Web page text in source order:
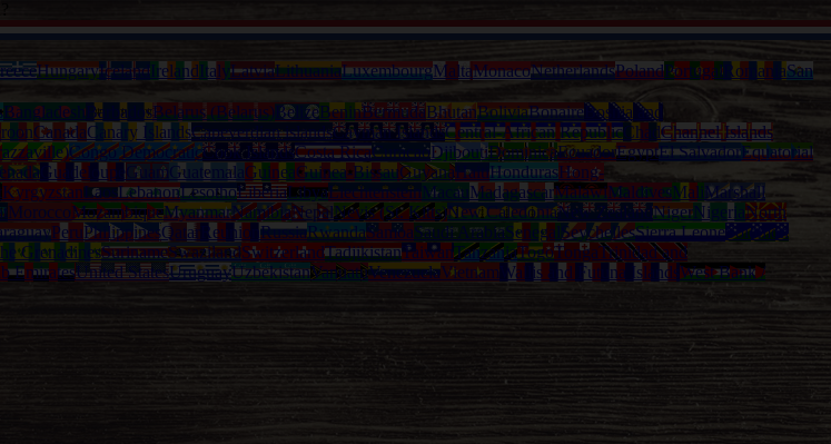
HungaryIcelandIrelandItaly LatviaLithuaniaLuxembourgMaltaMonacoNetherlandsPolandPortugal RomaniaSan
Bangladesh BarbadosBelarus (Belarus) BelizeBeninBermudaBhutanBoliviaBonaireBosnia and
CanadaCanary IslandsCapeverdian islandsCayman IslandsCentral-African Republic ChadChannel Islands
Congo DemocraticCook IslandsCosta RicaCuracaoDjiboutiDominicaEcuadorEgyptEl SalvadorEquatorial
Guadeloupe Guam Guatemala GuineaGuinea-BissauGuyanaHaitiHondurasHong-
KyrgyzstanLaosLebanonLesothoLiberiaLibyaLiechtenstein Macau MadagascarMalawiMaldivesMali Marshall
MoroccoMozambiqueMyanmarNamibiaNepalNevis (St. Kitts)New CaledoniaNew ZealandNiger Nigeria North
PeruPhilippinesQatar Reunion RussiaRwandaSamoaSaudi ArabiaSenegalSeychellesSierra LeoneSolomon
GrenadinesSurinameSwazilandSwitzerlandTadjikistanTaiwanTanzaniaTogoTongaTrinidad and
EmiratesUnited StatesUruguayUzbekistanVanuatuVenezuelaVietnam Wallis and Futuna Islands West Bank /